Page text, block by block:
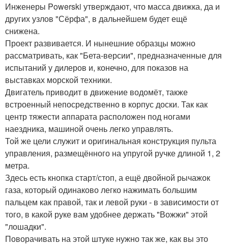
Инженеры Powerski утверждают, что масса движка, да и
других узлов "Сёрфа", в дальнейшем будет ещё
снижена.
Проект развивается. И нынешние образцы можно
рассматривать, как "Бета-версии", предназначенные для
испытаний у дилеров и, конечно, для показов на
выставках морской техники.
Двигатель приводит в движение водомёт, также
встроенный непосредственно в корпус доски. Так как
центр тяжести аппарата расположен под ногами
наездника, машиной очень легко управлять.
Той же цели служит и оригинальная конструкция пульта
управления, размещённого на упругой ручке длиной 1, 2
метра.
Здесь есть кнопка старт/стоп, а ещё двойной рычажок
газа, который одинаково легко нажимать большим
пальцем как правой, так и левой руки - в зависимости от
того, в какой руке вам удобнее держать "Вожжи" этой
"лошадки".
Поворачивать на этой штуке нужно так же, как вы это